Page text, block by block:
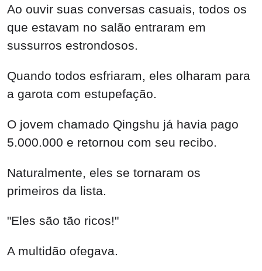
Ao ouvir suas conversas casuais, todos os
que estavam no salão entraram em
sussurros estrondosos.
Quando todos esfriaram, eles olharam para
a garota com estupefação.
O jovem chamado Qingshu já havia pago
5.000.000 e retornou com seu recibo.
Naturalmente, eles se tornaram os
primeiros da lista.
"Eles são tão ricos!"
A multidão ofegava.